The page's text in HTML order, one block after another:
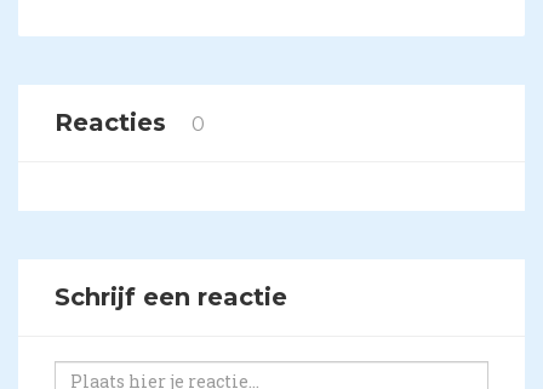
Reacties 0
Schrijf een reactie